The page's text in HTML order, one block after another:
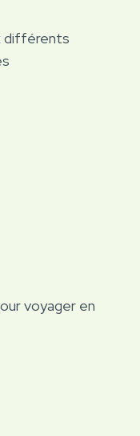
différents
voyager en